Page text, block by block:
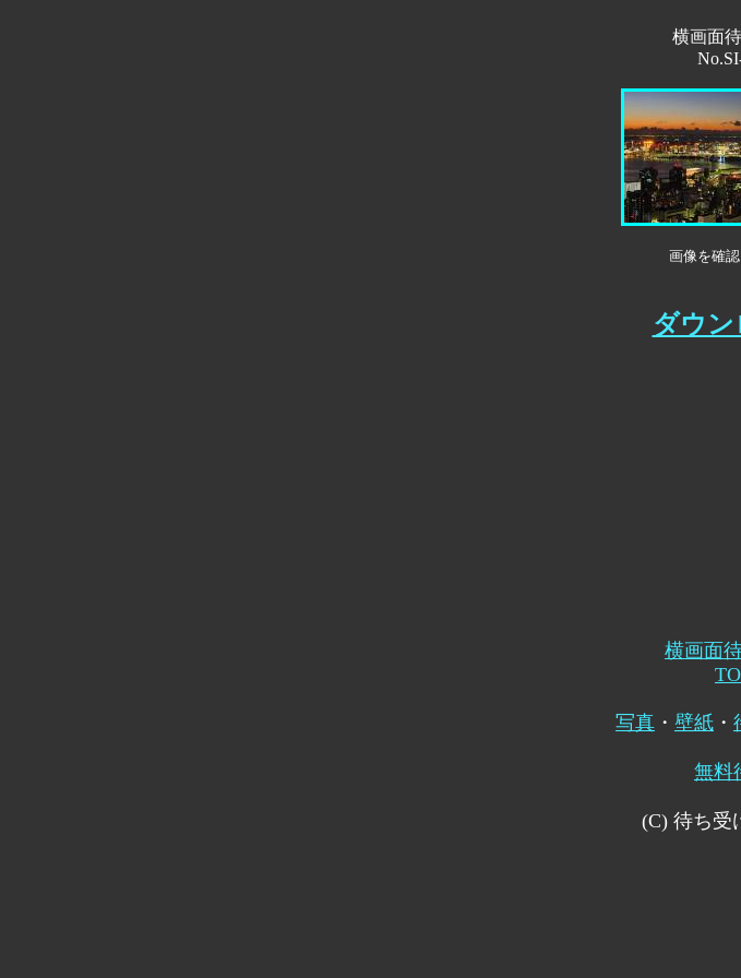
横画面
画像を確
ダウン
横画面
写真 ・ 壁紙 ・
無料
(C) 待ち受